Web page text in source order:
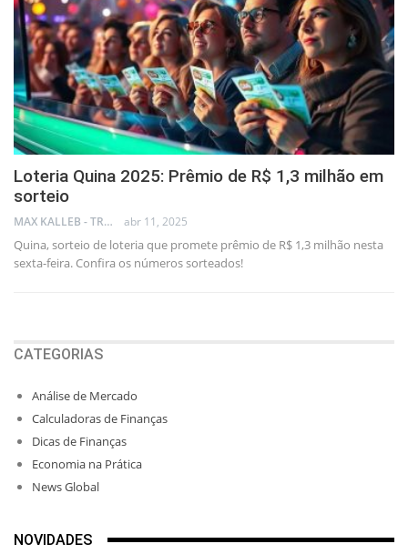
Loteria Quina 2025: Prêmio de R$ 1,3 milhão em
sorteio
MAX KALLEB - TRADER abr 11, 2025
Quina, sorteio de loteria que promete prêmio de R$ 1,3 milhão nesta
sexta-feira. Confira os números sorteados!
CATEGORIAS
Análise de Mercado
Calculadoras de Finanças
Dicas de Finanças
Economia na Prática
News Global
NOVIDADES